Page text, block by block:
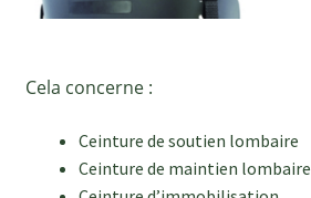
Cela concerne :
Ceinture de soutien lombaire
Ceinture de maintien lombaire